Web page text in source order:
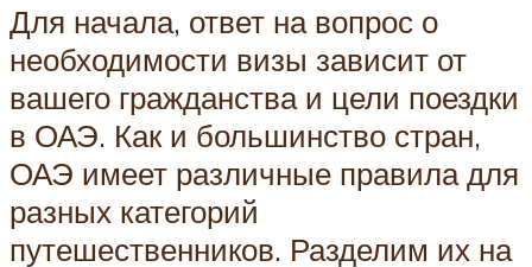
Для начала, ответ на вопрос о
необходимости визы зависит от
вашего гражданства и цели поездки
в ОАЭ. Как и большинство стран,
ОАЭ имеет различные правила для
разных категорий
путешественников. Разделим их на